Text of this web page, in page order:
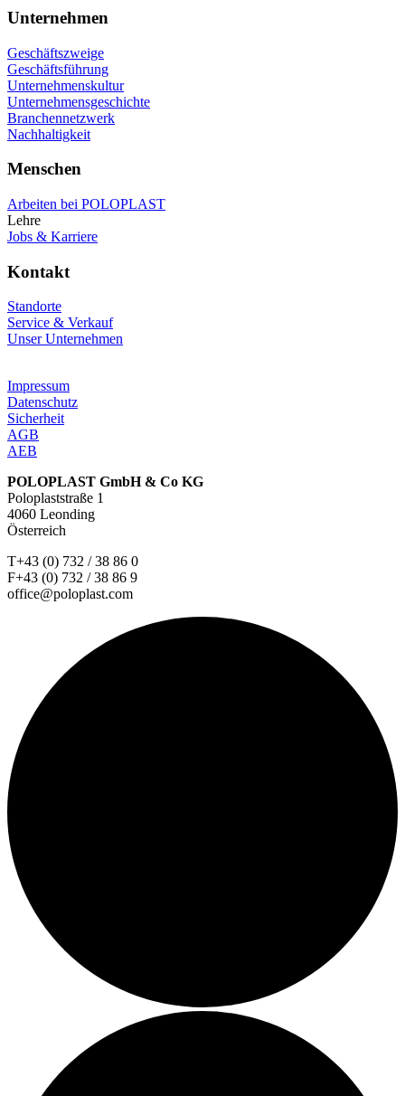
Unternehmen
Geschäftszweige
Geschäftsführung
Unternehmenskultur
Unternehmensgeschichte
Branchennetzwerk
Nachhaltigkeit
Menschen
Arbeiten bei POLOPLAST
Lehre
Jobs & Karriere
Kontakt
Standorte
Service & Verkauf
Unser Unternehmen
Impressum
Datenschutz
Sicherheit
AGB
AEB
POLOPLAST GmbH & Co KG
Poloplaststraße 1
4060 Leonding
Österreich
T+43 (0) 732 / 38 86 0
F+43 (0) 732 / 38 86 9
office@poloplast.com